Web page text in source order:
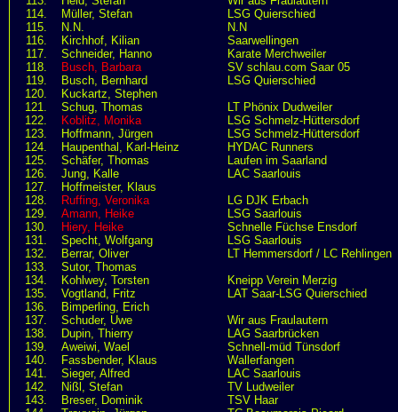
114.
Müller, Stefan
LSG Quierschied
115.
N.N.
N.N
116.
Kirchhof, Kilian
Saarwellingen
117.
Schneider, Hanno
Karate Merchweiler
118.
Busch, Barbara
SV schlau.com Saar 05
119.
Busch, Bernhard
LSG Quierschied
120.
Kuckartz, Stephen
121.
Schug, Thomas
LT Phönix Dudweiler
122.
Koblitz, Monika
LSG Schmelz-Hüttersdorf
123.
Hoffmann, Jürgen
LSG Schmelz-Hüttersdorf
124.
Haupenthal, Karl-Heinz
HYDAC Runners
125.
Schäfer, Thomas
Laufen im Saarland
126.
Jung, Kalle
LAC Saarlouis
127.
Hoffmeister, Klaus
128.
Ruffing, Veronika
LG DJK Erbach
129.
Amann, Heike
LSG Saarlouis
130.
Hiery, Heike
Schnelle Füchse Ensdorf
131.
Specht, Wolfgang
LSG Saarlouis
132.
Berrar, Oliver
LT Hemmersdorf / LC Rehlingen
133.
Sutor, Thomas
134.
Kohlwey, Torsten
Kneipp Verein Merzig
135.
Vogtland, Fritz
LAT Saar-LSG Quierschied
136.
Bimperling, Erich
137.
Schuder, Uwe
Wir aus Fraulautern
138.
Dupin, Thierry
LAG Saarbrücken
139.
Aweiwi, Wael
Schnell-müd Tünsdorf
140.
Fassbender, Klaus
Wallerfangen
141.
Sieger, Alfred
LAC Saarlouis
142.
Nißl, Stefan
TV Ludweiler
143.
Breser, Dominik
TSV Haar